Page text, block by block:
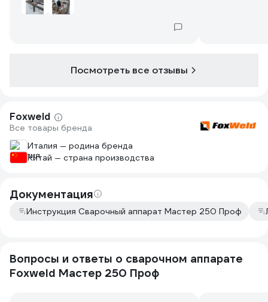
не тянет, а вот 3кой при любой сети.
что это
Посмотреть все отзывы
Foxweld
Все товары бренда
Италия — родина бренда
Китай — страна производства
Документация
Инструкция Сварочный аппарат Мастер 250 Проф
Вопросы и ответы о сварочном аппарате
Foxweld Мастер 250 Проф